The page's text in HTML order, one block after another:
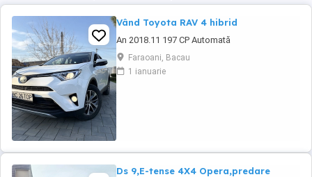
Vând Toyota RAV 4 hibrid
An 2018.11 197 CP Automată
Faraoani, Bacau
1 ianuarie
Ds 9,E-tense 4X4 Opera,predare